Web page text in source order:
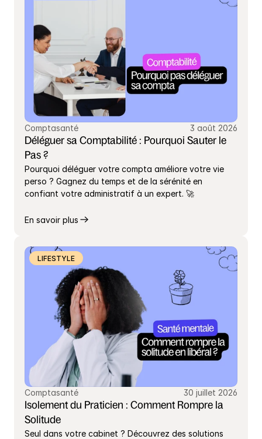
Comptasanté 3 août 2026
Déléguer sa Comptabilité : Pourquoi Sauter le
Pas ?
Pourquoi déléguer votre compta améliore votre vie
perso ? Gagnez du temps et de la sérénité en
confiant votre administratif à un expert. 🚀
En savoir plus
LIFESTYLE
Comptasanté 30 juillet 2026
Isolement du Praticien : Comment Rompre la
Solitude
Seul dans votre cabinet ? Découvrez des solutions